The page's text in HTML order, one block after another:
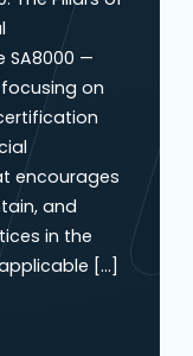
SA8000 —
on
encourages
and
in the
[…]